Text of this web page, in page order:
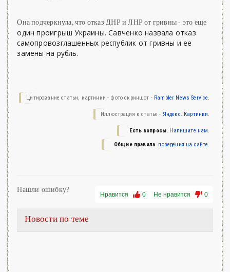
Она подчеркнула, что отказ ДНР и ЛНР от гривны - это еще
один проигрыш Украины. Савченко назвала отказ
самопровозглашенных республик от гривны и ее
замены на рубль.
Цитирование статьи, картинки - фото скриншот - Rambler News Service.
Иллюстрация к статье - Яндекс. Картинки.
Есть вопросы. Напишите нам.
Общие правила поведения на сайте.
Нравится 0 Не нравится 0
Нашли ошибку?
Новости по теме